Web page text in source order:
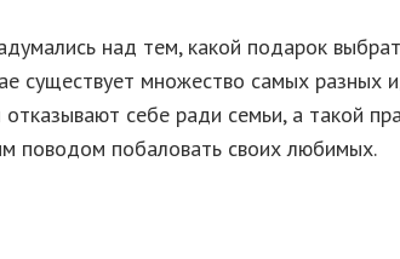
над тем, какой подарок
существует множество самых разных
себе ради семьи, а такой
поводом побаловать своих любимых.